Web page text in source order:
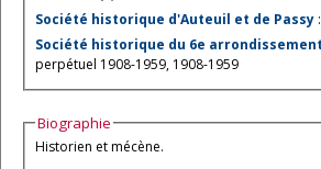
Société historique d'Auteuil et de Passy
Société historique du 6e
perpétuel 1908-1959, 1908-1959
Biographie
Historien et mécène.